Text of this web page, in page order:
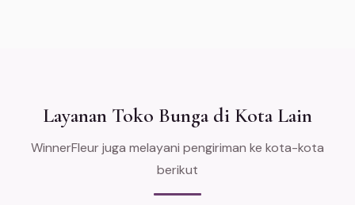
Layanan Toko Bunga di Kota Lain
WinnerFleur juga melayani pengiriman ke kota-kota
berikut